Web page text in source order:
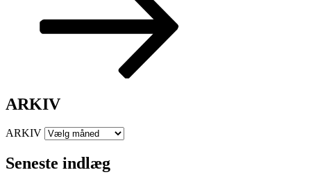
ARKIV
ARKIV
Seneste indlæg